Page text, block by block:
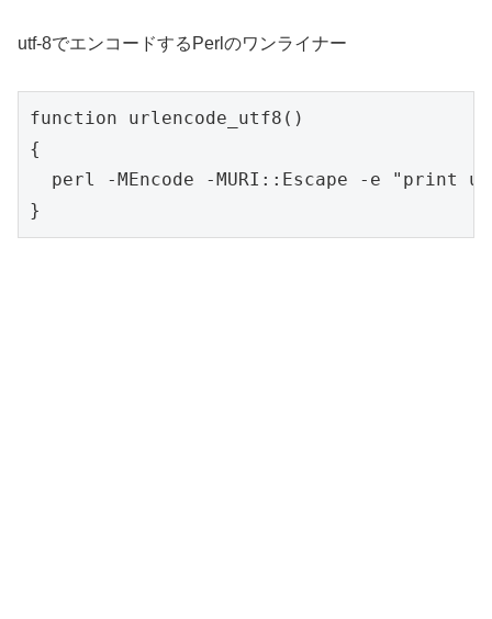
utf-8でエンコードするPerlのワンライナー
function urlencode_utf8()
{
perl -MEncode -MURI::Escape -e "print
}